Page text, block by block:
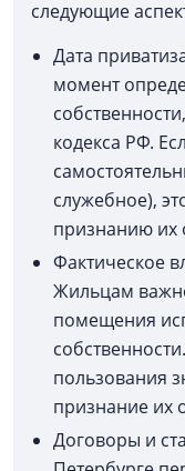
следующие
Дата
момент
кодекса РФ.
служебное),
признанию
Фактическое
Жильцам
помещения
пользования
признание их
Договоры и